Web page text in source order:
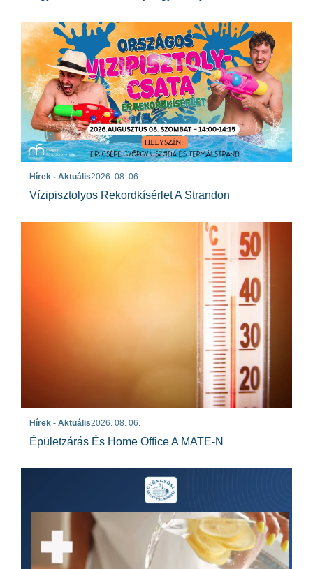
Hírek - Aktuális2026. 08. 06.
Vízipisztolyos Rekordkísérlet A Strandon
Hírek - Aktuális2026. 08. 06.
Épületzárás És Home Office A MATE-N